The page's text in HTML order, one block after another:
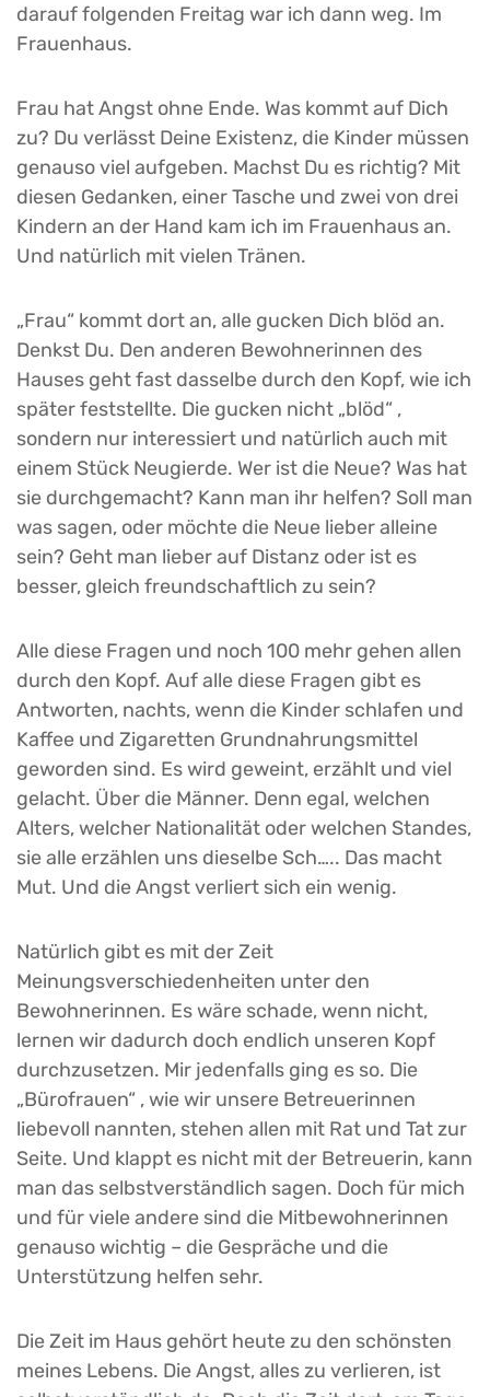
darauf folgenden Freitag war ich dann weg. Im
Frauenhaus.
Frau hat Angst ohne Ende. Was kommt auf Dich
zu? Du verlässt Deine Existenz, die Kinder müssen
genauso viel aufgeben. Machst Du es richtig? Mit
diesen Gedanken, einer Tasche und zwei von drei
Kindern an der Hand kam ich im Frauenhaus an.
Und natürlich mit vielen Tränen.
„Frau“ kommt dort an, alle gucken Dich blöd an.
Denkst Du. Den anderen Bewohnerinnen des
Hauses geht fast dasselbe durch den Kopf, wie ich
später feststellte. Die gucken nicht „blöd“ ‚
sondern nur interessiert und natürlich auch mit
einem Stück Neugierde. Wer ist die Neue? Was hat
sie durchgemacht? Kann man ihr helfen? Soll man
was sagen, oder möchte die Neue lieber alleine
sein? Geht man lieber auf Distanz oder ist es
besser, gleich freundschaftlich zu sein?
Alle diese Fragen und noch 100 mehr gehen allen
durch den Kopf. Auf alle diese Fragen gibt es
Antworten, nachts, wenn die Kinder schlafen und
Kaffee und Zigaretten Grundnahrungsmittel
geworden sind. Es wird geweint, erzählt und viel
gelacht. Über die Männer. Denn egal, welchen
Alters, welcher Nationalität oder welchen Standes,
sie alle erzählen uns dieselbe Sch….. Das macht
Mut. Und die Angst verliert sich ein wenig.
Natürlich gibt es mit der Zeit
Meinungsverschiedenheiten unter den
Bewohnerinnen. Es wäre schade, wenn nicht,
lernen wir dadurch doch endlich unseren Kopf
durchzusetzen. Mir jedenfalls ging es so. Die
„Bürofrauen“ ‚ wie wir unsere Betreuerinnen
liebevoll nannten, stehen allen mit Rat und Tat zur
Seite. Und klappt es nicht mit der Betreuerin, kann
man das selbstverständlich sagen. Doch für mich
und für viele andere sind die Mitbewohnerinnen
genauso wichtig – die Gespräche und die
Unterstützung helfen sehr.
Die Zeit im Haus gehört heute zu den schönsten
meines Lebens. Die Angst, alles zu verlieren, ist